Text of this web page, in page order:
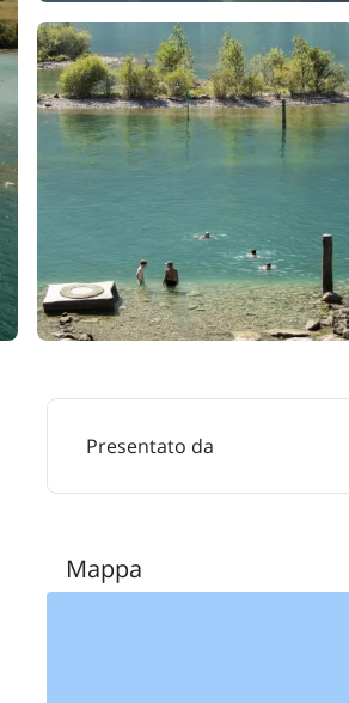
Presentato da
Mappa